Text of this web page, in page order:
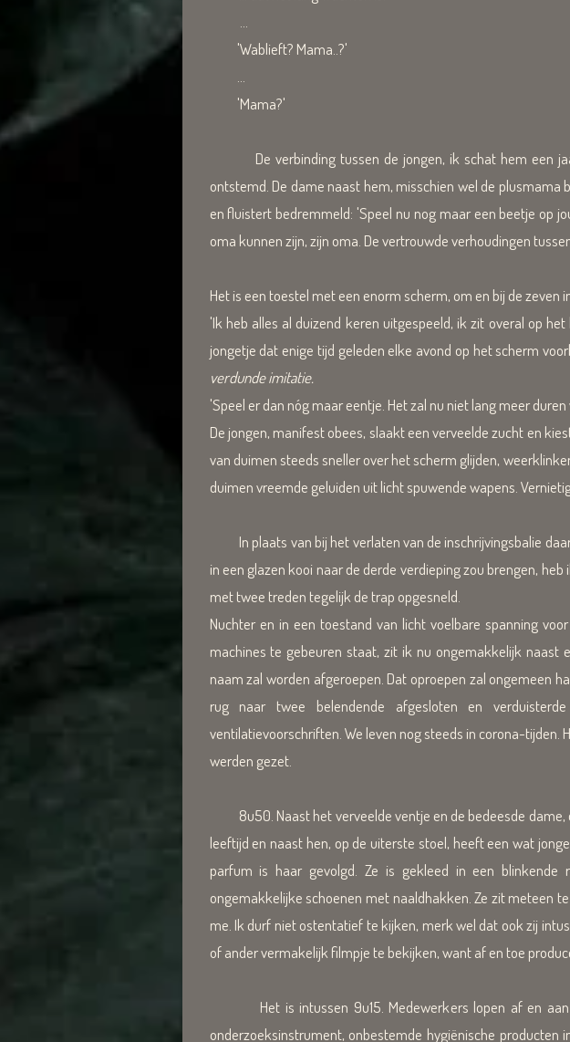
'Wablieft? Mama..?'
'Mama?'
De verbinding tussen de jongen, ik schat hem een
ontstemd. De dame naast hem, misschien wel de
en fluistert bedremmeld: 'Speel nu nog maar een beetje op
oma kunnen zijn, zijn oma. De vertrouwde verhoudingen
Het is een toestel met een enorm scherm, om en bij de zeven
'Ik heb alles al duizend keren uitgespeeld, ik zit overal op
jongetje dat enige tijd geleden elke avond op het scherm
verdunde imitatie.
'Speel er dan nóg maar eentje. Het zal nu niet lang meer
De jongen, manifest obees, slaakt een verveelde zucht en
van duimen steeds sneller over het scherm glijden,
duimen vreemde geluiden uit licht spuwende wapens.
In plaats van bij het verlaten van de inschrijvingsbalie
in een glazen kooi naar de derde verdieping zou brengen,
met twee treden tegelijk de trap opgesneld.
Nuchter en in een toestand van licht voelbare spanning
machines te gebeuren staat, zit ik nu ongemakkelijk
naam zal worden afgeroepen. Dat oproepen zal ongemeen
rug naar twee belendende afgesloten en
ventilatievoorschriften. We leven nog steeds in corona-tijden.
werden gezet.
8u50. Naast het verveelde ventje en de bedeesde dame,
leeftijd en naast hen, op de uiterste stoel, heeft een wat
parfum is haar gevolgd. Ze is gekleed in een
ongemakkelijke schoenen met naaldhakken. Ze zit meteen
me. Ik durf niet ostentatief te kijken, merk wel dat ook zij
of ander vermakelijk filmpje te bekijken, want af en toe
Het is intussen 9u15. Medewerkers lopen af en aan
onderzoeksinstrument, onbestemde hygiënische